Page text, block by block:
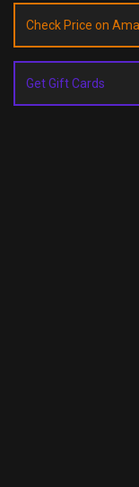
Check Price on
Get Gift Cards